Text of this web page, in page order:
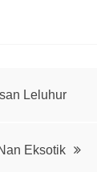
Leluhur
Eksotik